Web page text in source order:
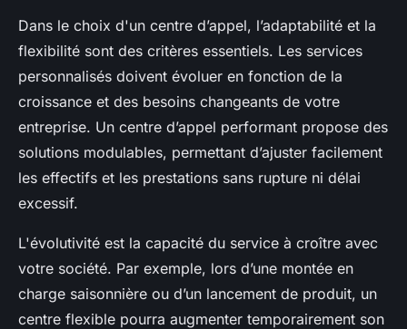
Dans le choix d'un centre d’appel, l’adaptabilité et la
flexibilité sont des critères essentiels. Les services
personnalisés doivent évoluer en fonction de la
croissance et des besoins changeants de votre
entreprise. Un centre d’appel performant propose des
solutions modulables, permettant d’ajuster facilement
les effectifs et les prestations sans rupture ni délai
excessif.
L'évolutivité est la capacité du service à croître avec
votre société. Par exemple, lors d’une montée en
charge saisonnière ou d’un lancement de produit, un
centre flexible pourra augmenter temporairement son